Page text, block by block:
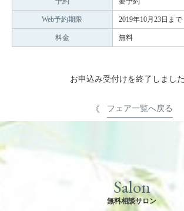
Web予約期限 2019年10月23日まで
料金 無料
お申込み受付けを終了しました
フェア一覧へ戻る
Salon
無料相談サロン